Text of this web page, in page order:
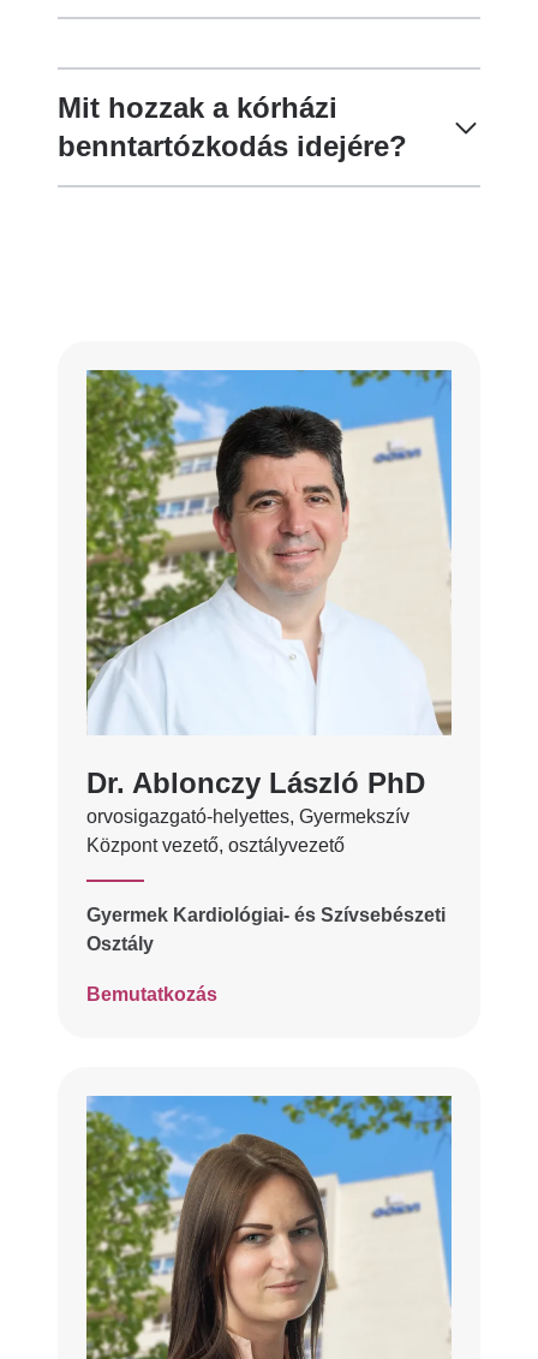
Mit hozzak a kórházi
benntartózkodás idejére?
Dr. Ablonczy László PhD
orvosigazgató-helyettes, Gyermekszív
Központ vezető, osztályvezető
Gyermek Kardiológiai- és Szívsebészeti
Osztály
Bemutatkozás